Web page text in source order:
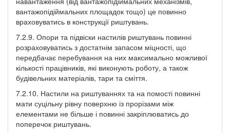
вантажопідіймальних площадок тощо) це повинно
враховуватись в конструкції риштувань.
7.2.9. Опори та підвіски настилів риштувань повинні
розраховуватись з достатнім запасом міцності, що
передбачає перебування на них максимально можливої
кількості працівників, які виконують роботу, а також
будівельних матеріалів, тари та сміття.
7.2.10. Настили на риштуваннях та на помості повинні
мати суцільну рівну поверхню із прорізами між
елементами не більше і повинні закріплюватись до
поперечок риштувань.